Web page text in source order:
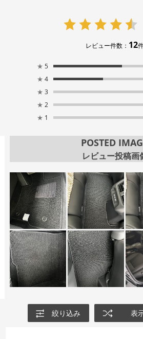
レビュー件数： 12
★ 5
★ 4
★ 3
★ 2
★ 1
POSTED
レビュー投稿画
絞り込み 表